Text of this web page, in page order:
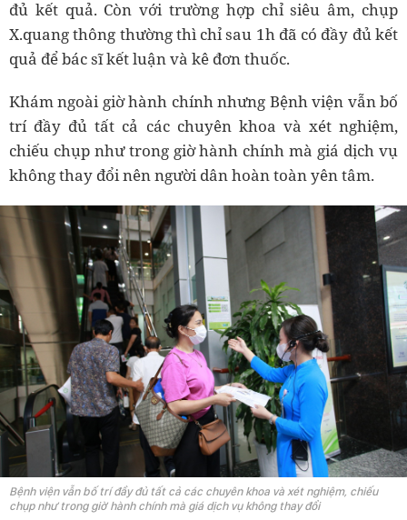
đủ kết quả. Còn với trường hợp chỉ siêu âm, chụp
X.quang thông thường thì chỉ sau 1h đã có đầy đủ kết
quả để bác sĩ kết luận và kê đơn thuốc.
Khám ngoài giờ hành chính nhưng Bệnh viện vẫn bố
trí đầy đủ tất cả các chuyên khoa và xét nghiệm,
chiếu chụp như trong giờ hành chính mà giá dịch vụ
không thay đổi nên người dân hoàn toàn yên tâm.
Bệnh viện vẫn bố trí đầy đủ tất cả các chuyên khoa và xét nghiệm, chiếu
chụp như trong giờ hành chính mà giá dịch vụ không thay đổi